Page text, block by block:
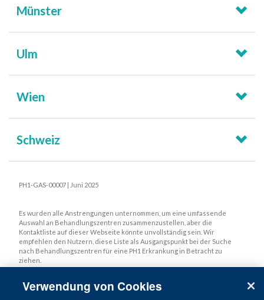
Münster
Ulm
Wien
Schweiz
PH1-GAS-00007 | Juni 2025
Es wurden alle Anstrengungen unternommen, um eine umfassende
Auswahl an Behandlungszentren zusammenzustellen, aber die
Kontaktliste auf dieser Webseite könnte unvollständig sein. Wir
empfehlen den Nutzern, diese Liste als Ausgangspunkt bei der Suche
nach Behandlungszentren für eine PH1 Erkrankung in Betracht zu
ziehen.
Verwendung von Cookies